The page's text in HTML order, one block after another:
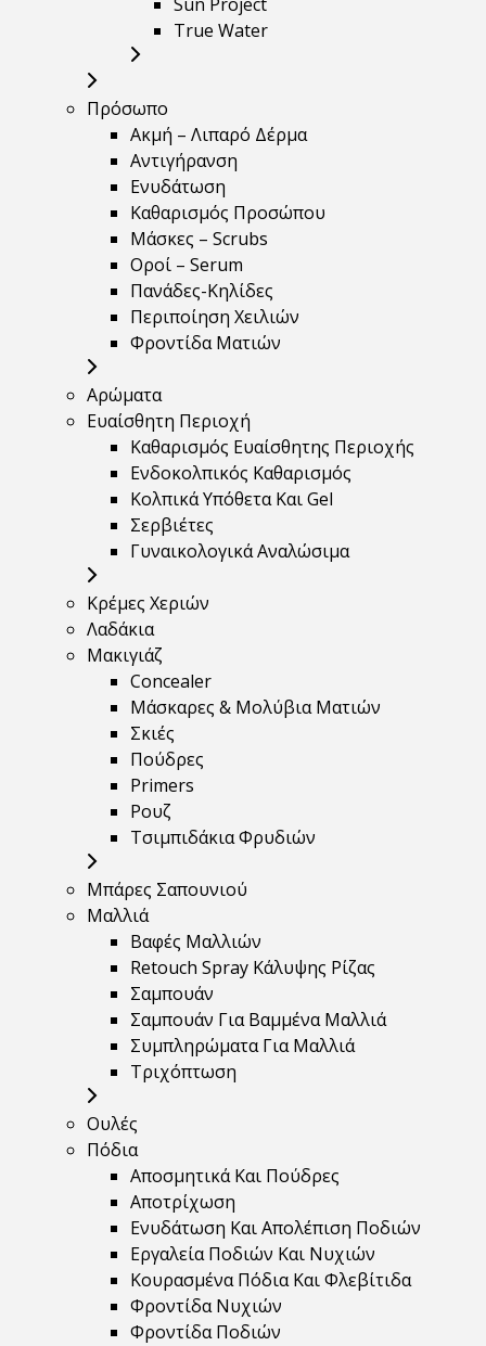
Sun Project
True Water
Πρόσωπο
Ακμή – Λιπαρό Δέρμα
Αντιγήρανση
Ενυδάτωση
Καθαρισμός Προσώπου
Μάσκες – Scrubs
Οροί – Serum
Πανάδες-Κηλίδες
Περιποίηση Χειλιών
Φροντίδα Ματιών
Αρώματα
Ευαίσθητη Περιοχή
Καθαρισμός Ευαίσθητης Περιοχής
Ενδοκολπικός Καθαρισμός
Κολπικά Υπόθετα Και Gel
Σερβιέτες
Γυναικολογικά Αναλώσιμα
Κρέμες Χεριών
Λαδάκια
Μακιγιάζ
Concealer
Μάσκαρες & Μολύβια Ματιών
Σκιές
Πούδρες
Primers
Ρουζ
Τσιμπιδάκια Φρυδιών
Μπάρες Σαπουνιού
Μαλλιά
Βαφές Μαλλιών
Retouch Spray Κάλυψης Ρίζας
Σαμπουάν
Σαμπουάν Για Βαμμένα Μαλλιά
Συμπληρώματα Για Μαλλιά
Τριχόπτωση
Ουλές
Πόδια
Αποσμητικά Και Πούδρες
Αποτρίχωση
Ενυδάτωση Και Απολέπιση Ποδιών
Εργαλεία Ποδιών Και Νυχιών
Κουρασμένα Πόδια Και Φλεβίτιδα
Φροντίδα Νυχιών
Φροντίδα Ποδιών